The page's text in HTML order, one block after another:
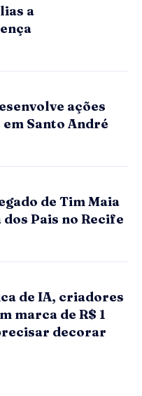
a
ações
Santo André
de Tim Maia
Pais no Recife
de IA, criadores
marca de R$ 1
decorar